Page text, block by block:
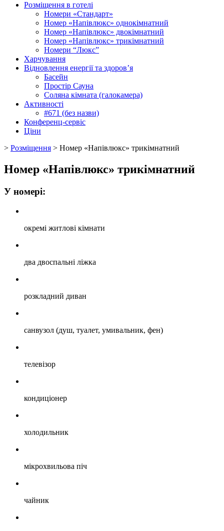
Розміщення в готелі
Номери «Стандарт»
Номер «Напівлюкс» однокімнатний
Номер «Напівлюкс» двокімнатний
Номер «Напівлюкс» трикімнатний
Номери “Люкс”
Харчування
Відновлення енергії та здоров’я
Басейн
Простір Сауна
Соляна кімната (галокамера)
Активності
#671 (без назви)
Конференц-сервіс
Ціни
> Розміщення > Номер «Напівлюкс» трикімнатний
Номер «Напівлюкс» трикімнатний
У номері:
окремі житлові кімнати
два двоспальні ліжка
розкладний диван
санвузол (душ, туалет, умивальник, фен)
телевізор
кондиціонер
холодильник
мікрохвильова піч
чайник